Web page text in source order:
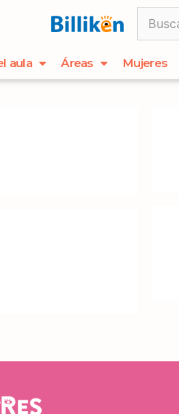
aula Áreas Mujeres